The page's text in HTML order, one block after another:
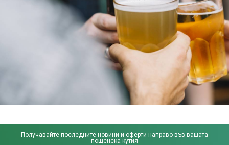
Получавайте последните новини и оферти направо във вашата
пощенска кутия